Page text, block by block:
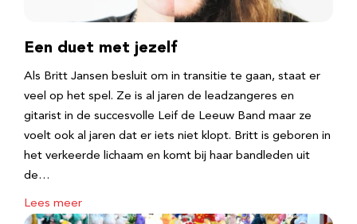
Een duet met jezelf
Als Britt Jansen besluit om in transitie te gaan, staat er
veel op het spel. Ze is al jaren de leadzangeres en
gitarist in de succesvolle Leif de Leeuw Band maar ze
voelt ook al jaren dat er iets niet klopt. Britt is geboren in
het verkeerde lichaam en komt bij haar bandleden uit
de…
Lees meer